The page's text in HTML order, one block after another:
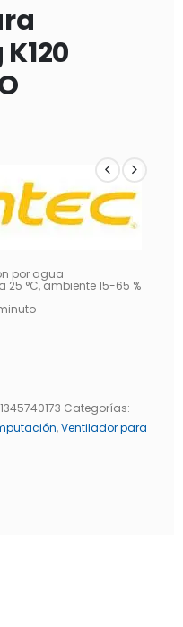
por agua
°C, ambiente 15-65 %
Categorías:
,Ventilador para